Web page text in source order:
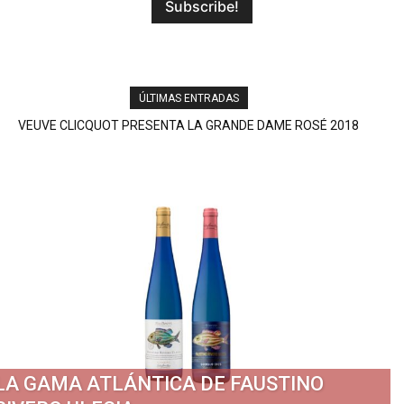
ÚLTIMAS ENTRADAS
ARROPE (EN RUEDA) LA PERFECTA PARADA GASTRONÓMICA
GAMA ATLÁNTICA DE FAUSTINO